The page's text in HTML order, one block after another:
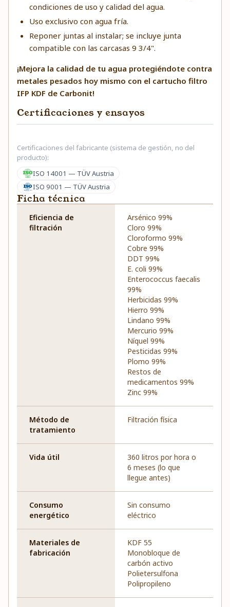
condiciones de uso y calidad del agua.
Uso exclusivo con agua fría.
Reponer juntas al instalar; se incluye junta
compatible con las carcasas 9 3/4".
¡Mejora la calidad de tu agua protegiéndote contra
metales pesados hoy mismo con el cartucho filtro
IFP KDF de Carbonit!
Certificaciones y ensayos
Certificaciones del fabricante (sistema de gestión, no del
producto):
ISO 14001 — TÜV Austria
ISO 9001 — TÜV Austria
Ficha técnica
Eficiencia de
filtración
Arsénico 99%
Cloro 99%
Cloroformo 99%
Cobre 99%
DDT 99%
E. coli 99%
Enterococcus faecalis
99%
Herbicidas 99%
Hierro 99%
Lindano 99%
Mercurio 99%
Níquel 99%
Pesticidas 99%
Plomo 99%
Restos de
medicamentos 99%
Zinc 99%
Método de
tratamiento
Filtración física
Vida útil
360 litros por hora o
6 meses (lo que
llegue antes)
Consumo
energético
Sin consumo
eléctrico
Materiales de
fabricación
KDF 55
Monobloque de
carbón activo
Polietersulfona
Polipropileno